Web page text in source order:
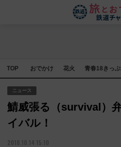
TOP おでかけ 花火 青春18きっぷ
ニュース
鯖威張る（survival）
イバル！
2018.10.14 15:10